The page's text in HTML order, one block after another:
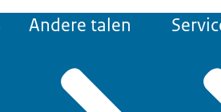
Andere talen